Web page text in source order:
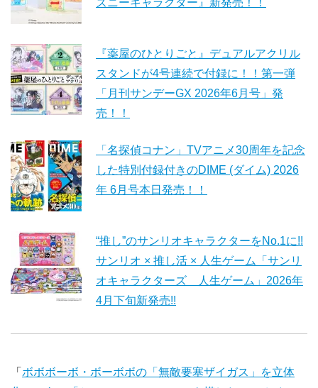
ズニーキャラクター』新発売！！
『薬屋のひとりごと』デュアルアクリル
スタンドが4号連続で付録に！！第一弾
「月刊サンデーGX 2026年6月号」発
売！！
「名探偵コナン」TVアニメ30周年を記念
した特別付録付きのDIME (ダイム) 2026
年 6月号本日発売！！
“推し”のサンリオキャラクターをNo.1に!!
サンリオ × 推し活 × 人生ゲーム「サンリ
オキャラクターズ 人生ゲーム」2026年
4月下旬新発売!!
「 ボボボーボ・ボーボボの「無敵要塞ザイガス」を立体